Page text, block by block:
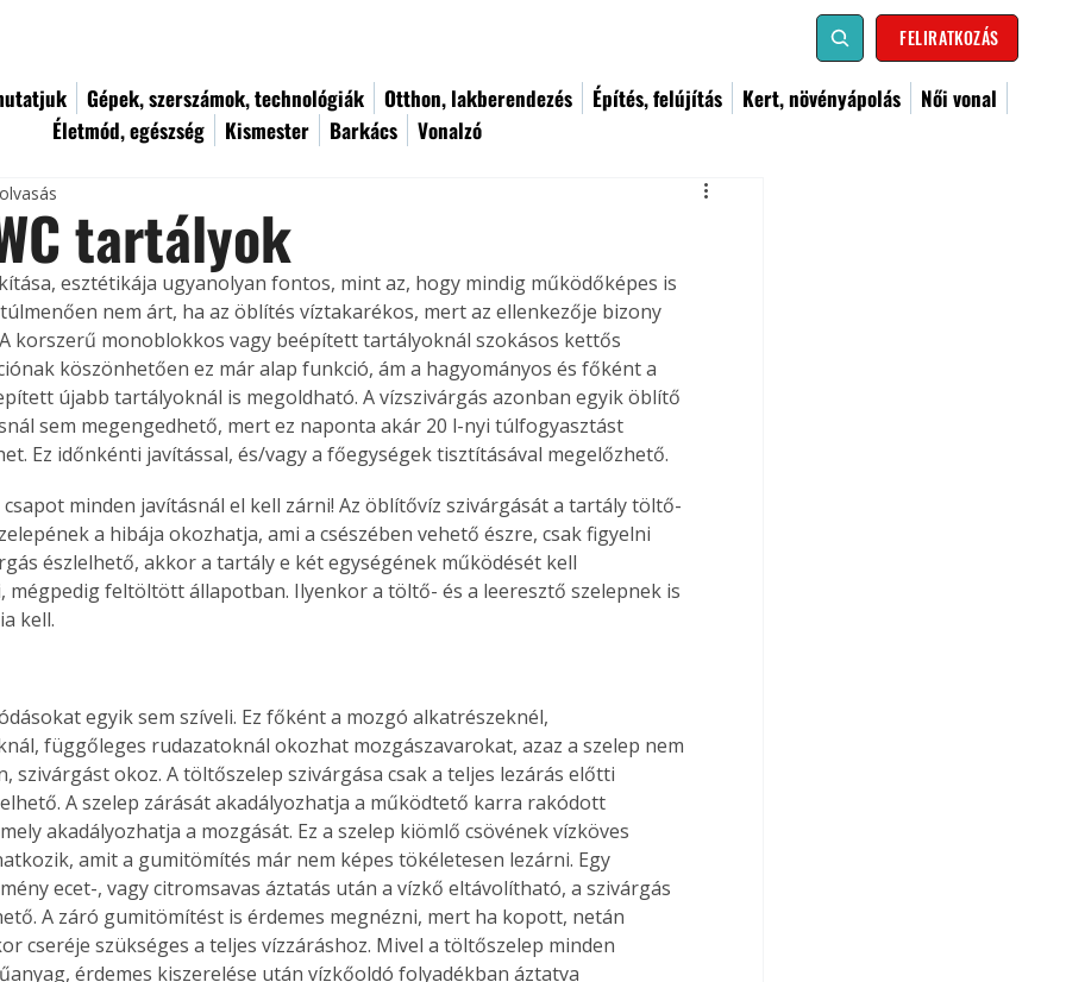
FELIRATKOZÁS
Gépek, szerszámok, technológiák Otthon, lakberendezés Építés, felújítás Kert, növényápolás
Női vonal
Életmód, egészség
Kismester Barkács Vonalzó
tartályok
esztétikája ugyanolyan fontos, mint az, hogy mindig működőképes is
túlmenően nem árt, ha az öblítés víztakarékos, mert az ellenkezője bizony
korszerű monoblokkos vagy beépített tartályoknál szokásos kettős
köszönhetően ez már alap funkció, ám a hagyományos és főként a
újabb tartályoknál is megoldható. A vízszivárgás azonban egyik öblítő
sem megengedhető, mert ez naponta akár 20 l-nyi túlfogyasztást
Ez időnkénti javítással, és/vagy a főegységek tisztításával megelőzhető.
csapot minden javításnál el kell zárni! Az öblítővíz szivárgását a tartály töltő-
a hibája okozhatja, ami a csészében vehető észre, csak figyelni
észlelhető, akkor a tartály e két egységének működését kell
mégpedig feltöltött állapotban. Ilyenkor a töltő- és a leeresztő szelepnek is
kell.
egyik sem szíveli. Ez főként a mozgó alkatrészeknél,
függőleges rudazatoknál okozhat mozgászavarokat, azaz a szelep nem
szivárgást okoz. A töltőszelep szivárgása csak a teljes lezárás előtti
A szelep zárását akadályozhatja a működtető karra rakódott
akadályozhatja a mozgását. Ez a szelep kiömlő csövének vízköves
amit a gumitömítés már nem képes tökéletesen lezárni. Egy
ecet-, vagy citromsavas áztatás után a vízkő eltávolítható, a szivárgás
A záró gumitömítést is érdemes megnézni, mert ha kopott, netán
cseréje szükséges a teljes vízzáráshoz. Mivel a töltőszelep minden
érdemes kiszerelése után vízkőoldó folyadékban áztatva